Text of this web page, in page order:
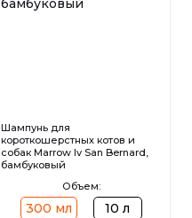
Шампунь для
короткошерстных котов и
собак Marrow Iv San Bernard,
бамбуковый
Объем:
300 мл 10 л